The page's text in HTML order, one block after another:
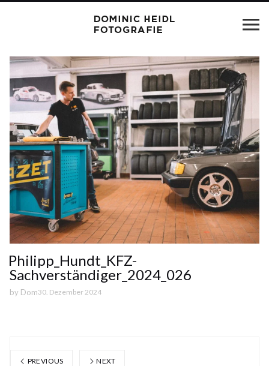
Philipp_Hundt_KFZ-
Sachverständiger_2024_026
by Dom30. Dezember 2024
PREVIOUS NEXT